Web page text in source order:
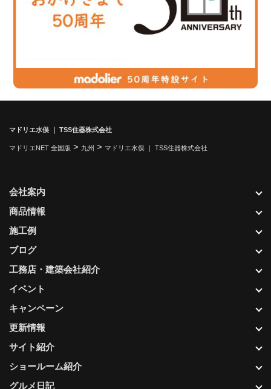
マドリエ水俣 ｜ TSS住器株式会社
マドリエNET 全国版 > 九州 > マドリエ水俣 ｜ TSS住器株式会社
更新情報
サイト紹介
ショールーム紹介
グルメ日記
会社案内
商品情報
施工例
ブログ
工務店・建築会社紹介
イベント
キャンペーン